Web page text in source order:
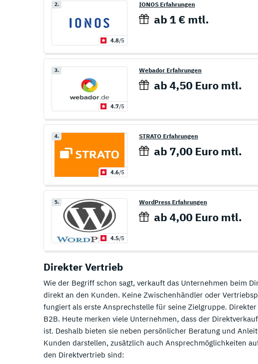
2.
4.8/5
IONOS Erfahrungen
ab 1 € mtl.
3.
4.7/5
Webador Erfahrungen
ab 4,50 Euro mtl.
4.
4.6/5
STRATO Erfahrungen
ab 7,00 Euro mtl.
5.
4.5/5
WordPress Erfahrungen
ab 4,00 Euro mtl.
Direkter Vertrieb
Wie der Begriff schon sagt, verkauft das Unternehmen beim
direkt an den Kunden. Keine Zwischenhändler oder
fungiert als erste Ansprechstelle für seine Zielgruppe.
B2B. Heute merken viele Unternehmen, dass der
ist. Deshalb bieten sie neben persönlicher Beratung und
Kunden darstellen, zusätzlich auch Ansprechmöglichkeiten
den Direktvertrieb sind: